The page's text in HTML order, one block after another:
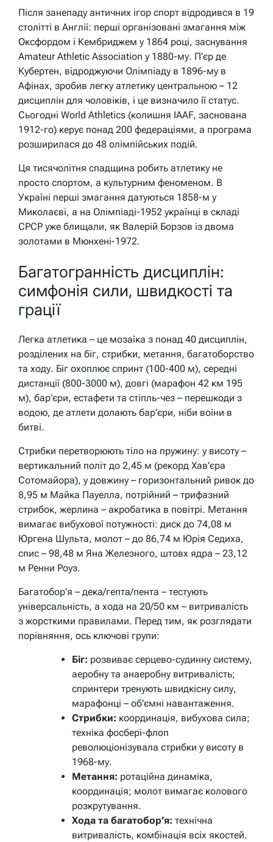
Після занепаду античних ігор спорт відродився в 19
столітті в Англії: перші організовані змагання між
Оксфордом і Кембриджем у 1864 році, заснування
Amateur Athletic Association у 1880-му. П’єр де
Кубертен, відроджуючи Олімпіаду в 1896-му в
Афінах, зробив легку атлетику центральною – 12
дисциплін для чоловіків, і це визначило її статус.
Сьогодні World Athletics (колишня IAAF, заснована
1912-го) керує понад 200 федераціями, а програма
розширилася до 48 олімпійських подій.
Ця тисячолітня спадщина робить атлетику не
просто спортом, а культурним феноменом. В
Україні перші змагання датуються 1858-м у
Миколаєві, а на Олімпіаді-1952 українці в складі
СРСР уже блищали, як Валерій Борзов із двома
золотами в Мюнхені-1972.
Багатогранність дисциплін:
симфонія сили, швидкості та
грації
Легка атлетика – це мозаїка з понад 40 дисциплін,
розділених на біг, стрибки, метання, багатоборство
та ходу. Біг охоплює спринт (100-400 м), середні
дистанції (800-3000 м), довгі (марафон 42 км 195
м), бар’єри, естафети та стіпль-чез – перешкоди з
водою, де атлети долають бар’єри, ніби воїни в
битві.
Стрибки перетворюють тіло на пружину: у висоту –
вертикальний політ до 2,45 м (рекорд Хав’єра
Сотомайора), у довжину – горизонтальний ривок до
8,95 м Майка Пауелла, потрійний – трифазний
стрибок, жерлина – акробатика в повітрі. Метання
вимагає вибухової потужності: диск до 74,08 м
Юргена Шульта, молот – до 86,74 м Юрія Седиха,
спис – 98,48 м Яна Железного, штовх ядра – 23,12
м Ренни Роуз.
Багатобор’я – дека/гепта/пента – тестують
універсальність, а хода на 20/50 км – витривалість
з жорсткими правилами. Перед тим, як розглядати
порівняння, ось ключові групи:
Біг: розвиває серцево-судинну систему,
аеробну та анаеробну витривалість;
спринтери тренують швидкісну силу,
марафонці – об’ємні навантаження.
Стрибки: координація, вибухова сила;
техніка фосбері-флоп
революціонізувала стрибки у висоту в
1968-му.
Метання: ротаційна динаміка,
координація; молот вимагає колового
розкрутування.
Хода та багатобор’я: технічна
витривалість, комбінація всіх якостей.